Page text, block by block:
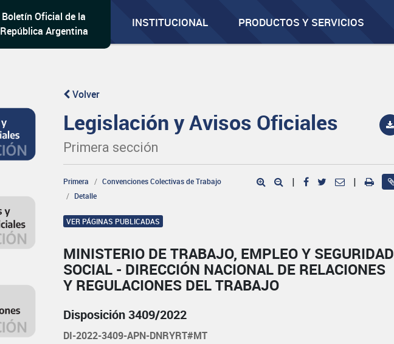
Boletín Oficial de la
República Argentina
INSTITUCIONAL PRODUCTOS Y SERVICIOS
Volver
Legislación y Avisos Oficiales
Primera sección
Primera
Convenciones Colectivas de Trabajo
Detalle
| |
VER PÁGINAS PUBLICADAS
MINISTERIO DE TRABAJO, EMPLEO Y SEGURIDAD
SOCIAL - DIRECCIÓN NACIONAL DE RELACIONES
Y REGULACIONES DEL TRABAJO
Disposición 3409/2022
DI-2022-3409-APN-DNRYRT#MT